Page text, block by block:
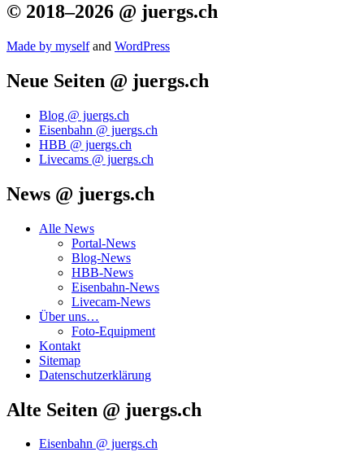
© 2018–2026 @ juergs.ch
Made by mys­elfand Word­Press
Neue Seiten @ juergs.ch
Blog @ juergs.ch
Eisenbahn @ juergs.ch
HBB @ juergs.ch
Livecams @ juergs.ch
News @ juergs.ch
Alle News
Portal-News
Blog-News
HBB-News
Eisenbahn-News
Livecam-News
Über uns…
Foto-Equipment
Kontakt
Sitemap
Datenschutzerklärung
Alte Seiten @ juergs.ch
Eisenbahn @ juergs.ch